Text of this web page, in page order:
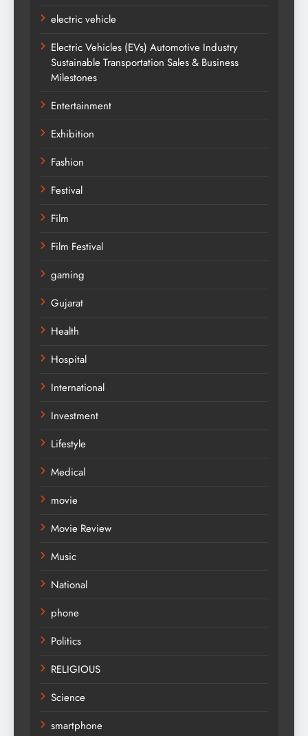
electric vehicle
Electric Vehicles (EVs) Automotive Industry
Sustainable Transportation Sales & Business
Milestones
Entertainment
Exhibition
Fashion
Festival
Film
Film Festival
gaming
Gujarat
Health
Hospital
International
Investment
Lifestyle
Medical
movie
Movie Review
Music
National
phone
Politics
RELIGIOUS
Science
smartphone